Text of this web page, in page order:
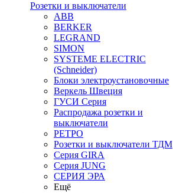
Розетки и выключатели
ABB
BERKER
LEGRAND
SIMON
SYSTEME ELECTRIC
(Schneider)
Блоки электроустановочные
Веркель Швеция
ГУСИ Серия
Распродажа розетки и
выключатели
РЕТРО
Розетки и выключатели ТДМ
Серия GIRA
Серия JUNG
СЕРИЯ ЭРА
Ещё